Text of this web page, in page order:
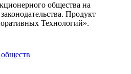
общества на
Продукт
Технологий».